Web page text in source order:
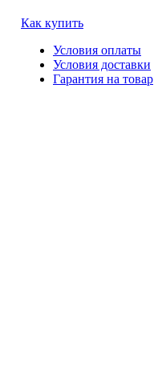
Как купить
Условия оплаты
Условия доставки
Гарантия на товар